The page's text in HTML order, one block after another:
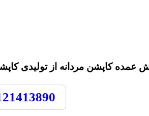
کاپشن مردانه از تولیدی